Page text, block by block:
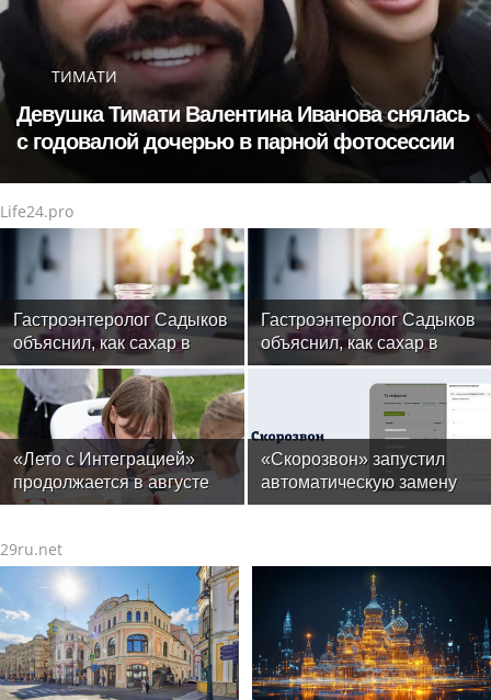
ТИМАТИ
Девушка Тимати Валентина Иванова снялась
с годовалой дочерью в парной фотосессии
Life24.pro
Гастроэнтеролог Садыков
объяснил, как сахар в
рационе ускоряет
изнашивание тканей
Гастроэнтеролог Садыков
объяснил, как сахар в
рационе ускоряет
изнашивание тканей
«Лето с Интеграцией»
продолжается в августе
— заключительный месяц
«Скорозвон» запустил
автоматическую замену
номеров при снижении
29ru.net